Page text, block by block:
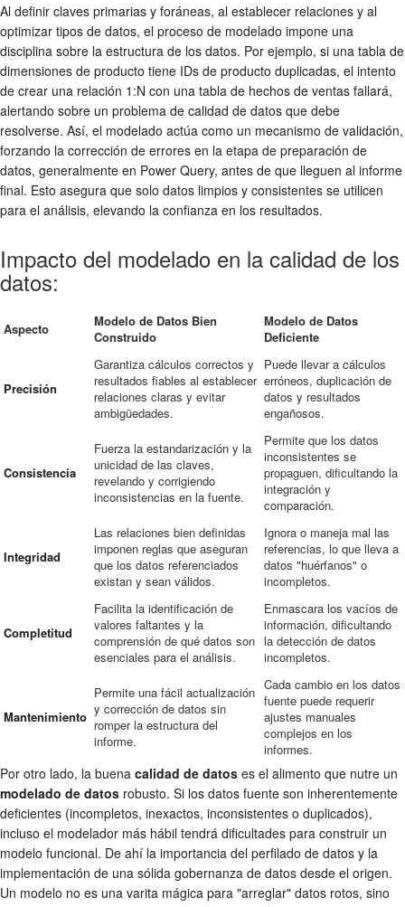
Al definir claves primarias y foráneas, al establecer relaciones y al
optimizar tipos de datos, el proceso de modelado impone una
disciplina sobre la estructura de los datos. Por ejemplo, si una tabla de
dimensiones de producto tiene IDs de producto duplicadas, el intento
de crear una relación 1:N con una tabla de hechos de ventas fallará,
alertando sobre un problema de calidad de datos que debe
resolverse. Así, el modelado actúa como un mecanismo de validación,
forzando la corrección de errores en la etapa de preparación de
datos, generalmente en Power Query, antes de que lleguen al informe
final. Esto asegura que solo datos limpios y consistentes se utilicen
para el análisis, elevando la confianza en los resultados.
Impacto del modelado en la calidad de los
datos:
Aspecto
Modelo de Datos Bien
Construido
Modelo de Datos
Deficiente
Precisión
Garantiza cálculos correctos y
resultados fiables al establecer
relaciones claras y evitar
ambigüedades.
Puede llevar a cálculos
erróneos, duplicación de
datos y resultados
engañosos.
Consistencia
Fuerza la estandarización y la
unicidad de las claves,
revelando y corrigiendo
inconsistencias en la fuente.
Permite que los datos
inconsistentes se
propaguen, dificultando la
integración y
comparación.
Integridad
Las relaciones bien definidas
imponen reglas que aseguran
que los datos referenciados
existan y sean válidos.
Ignora o maneja mal las
referencias, lo que lleva a
datos "huérfanos" o
incompletos.
Completitud
Facilita la identificación de
valores faltantes y la
comprensión de qué datos son
esenciales para el análisis.
Enmascara los vacíos de
información, dificultando
la detección de datos
incompletos.
Mantenimiento
Permite una fácil actualización
y corrección de datos sin
romper la estructura del
informe.
Cada cambio en los datos
fuente puede requerir
ajustes manuales
complejos en los
informes.
Por otro lado, la buena calidad de datos es el alimento que nutre un
modelado de datos robusto. Si los datos fuente son inherentemente
deficientes (incompletos, inexactos, inconsistentes o duplicados),
incluso el modelador más hábil tendrá dificultades para construir un
modelo funcional. De ahí la importancia del perfilado de datos y la
implementación de una sólida gobernanza de datos desde el origen.
Un modelo no es una varita mágica para "arreglar" datos rotos, sino